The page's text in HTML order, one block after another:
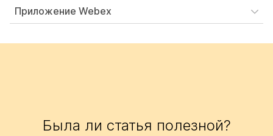
Приложение Webex
Была ли статья полезной?